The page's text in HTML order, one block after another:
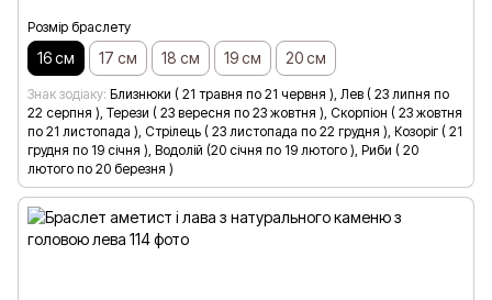
Розмір браслету
16 см 17 см 18 см 19 см 20 см
Знак зодіаку Близнюки ( 21 травня по 21 червня ), Лев ( 23 липня по
22 серпня ), Терези ( 23 вересня по 23 жовтня ), Скорпіон ( 23 жовтня
по 21 листопада ), Стрілець ( 23 листопада по 22 грудня ), Козоріг ( 21
грудня по 19 січня ), Водолій (20 січня по 19 лютого ), Риби ( 20
лютого по 20 березня )